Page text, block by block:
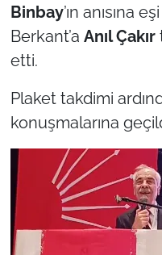
Binbay’ın anısına eşi
Berkant’a Anıl Çakır
etti.
Plaket takdimi
konuşmalarına